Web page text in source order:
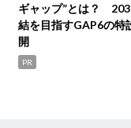
ギャップ”とは？
結を目指すGAP6の特
開
PR